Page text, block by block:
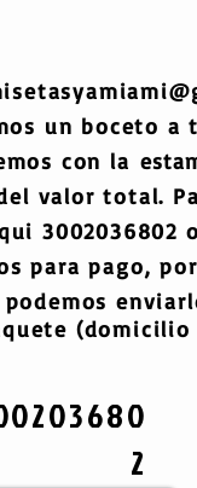
un boceto
con la
valor total.
3002036802
para pago,
(domicilio
2